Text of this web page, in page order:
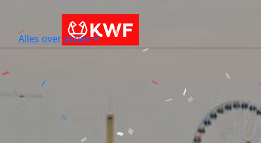
Alles over acties